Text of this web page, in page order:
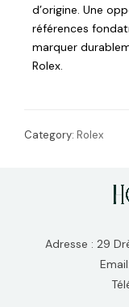
d’origine. Une
références
marquer
Rolex.
Category: Rolex
Adresse : 29